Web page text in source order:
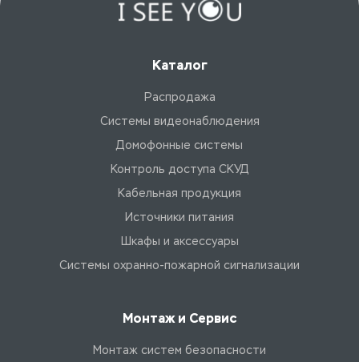
Каталог
Распродажа
Системы видеонаблюдения
Домофонные системы
Контроль доступа СКУД
Кабельная продукция
Источники питания
Шкафы и аксессуары
Системы охранно-пожарной сигнализации
Монтаж и Сервис
Монтаж систем безопасности